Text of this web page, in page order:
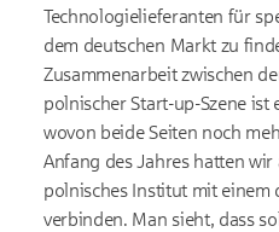
Technologielieferanten für
dem deutschen Markt zu
Zusammenarbeit zwischen
polnischer Start-up-Szene ist
wovon beide Seiten noch
Anfang des Jahres hatten
polnisches Institut mit einem
verbinden. Man sieht, dass